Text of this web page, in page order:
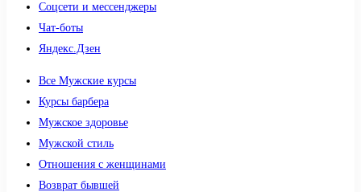
Соцсети и мессенджеры
Чат-боты
Яндекс.Дзен
Все Мужские курсы
Курсы барбера
Мужское здоровье
Мужской стиль
Отношения с женщинами
Возврат бывшей